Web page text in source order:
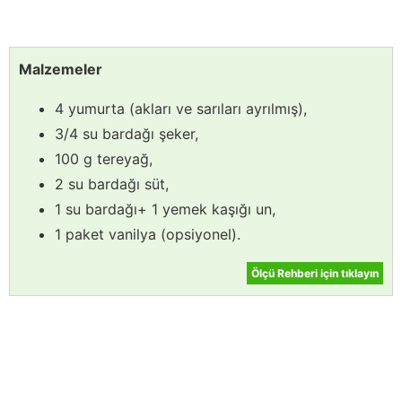
Malzemeler
4 yumurta (akları ve sarıları ayrılmış),
3/4 su bardağı şeker,
100 g tereyağ,
2 su bardağı süt,
1 su bardağı+ 1 yemek kaşığı un,
1 paket vanilya (opsiyonel).
Ölçü Rehberi için tıklayın